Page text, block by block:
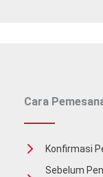
Cara
Konfirmasi
Sebelum